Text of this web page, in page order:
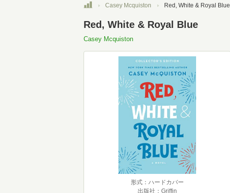
トップCasey Mcquiston Red, White & Royal Blue
Red, White & Royal Blue
Casey Mcquiston
形式：ハードカバー
出版社：Griffin